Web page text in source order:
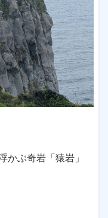
かぶ奇岩「猿岩」